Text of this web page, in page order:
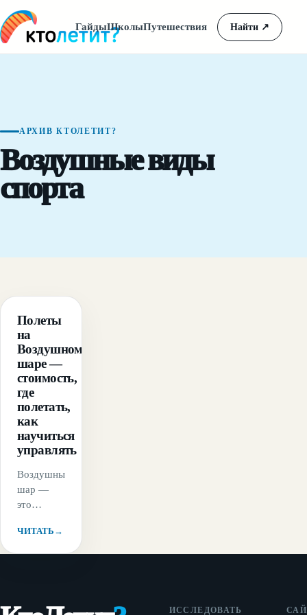
ГайдыШколыПутешествия Найти ↗
АРХИВ КТОЛЕТИТ?
Воздушные виды
спорта
ГАЙД
Полеты
на
Воздушном
шаре —
стоимость,
где
полетать,
как
научиться
управлять
Воздушный
шар —
это
летательных
полетов
ЧИТАТЬ →
ИССЛЕДОВАТЬ